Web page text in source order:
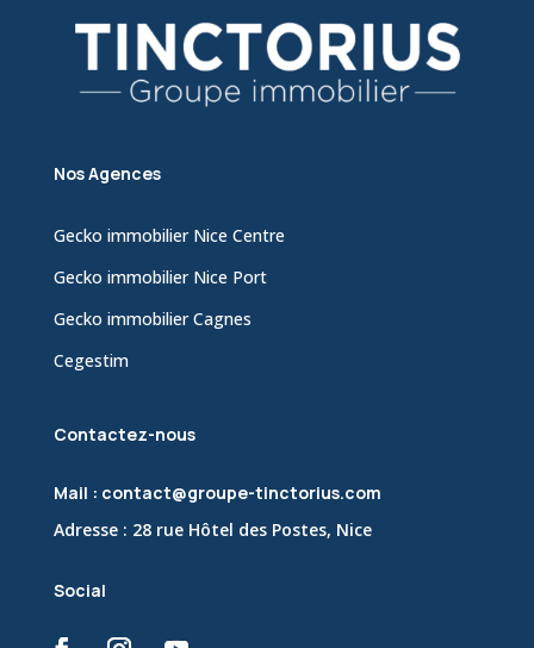
Nos Agences
Gecko immobilier Nice Centre
Gecko immobilier Nice Port
Gecko immobilier Cagnes
Cegestim
Contactez-nous
Mail : contact@groupe-tinctorius.com
Adresse : 28 rue Hôtel des Postes, Nice
Social